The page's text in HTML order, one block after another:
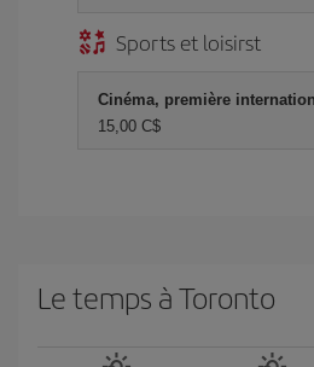
Sports et loisirst
Cinéma, première
15,00 C$
Le temps à Toronto